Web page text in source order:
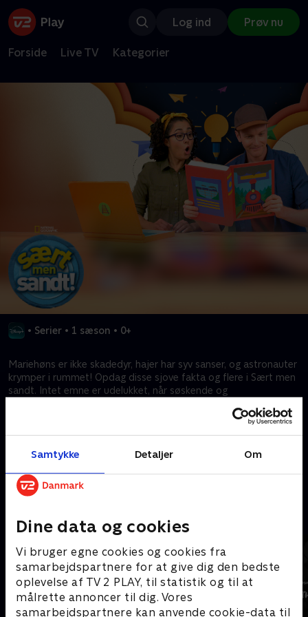
Samtykke Detaljer Om
Dine data og cookies
Vi bruger egne cookies og cookies fra
samarbejdspartnere for at give dig den bedste
oplevelse af TV 2 PLAY, til statistik og til at
målrette annoncer til dig. Vores
samarbejdspartnere kan anvende cookie-data til
Log ind Prøv nu
Forside Live TV Kategorier
• Serier • 1 sæson • 0+
Mariehøns er ikke skadedyr, hajer har syv sanser, og astronauter
krymper i rummet! Opdag disse sjove fakta og flere i Sært men
sandt. Intet emne er udelukket, når søskende og
og sjove måder, vores verden fungerer med en blanding af
Kræver tilkøb
Mere indhold fra Disney+